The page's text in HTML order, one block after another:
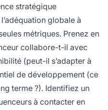
stratégique
globale à
métriques. Prenez en
collabore-t-il avec
(peut-il s’adapter à
de développement (ce
terme ?). Identifiez un
à contacter en